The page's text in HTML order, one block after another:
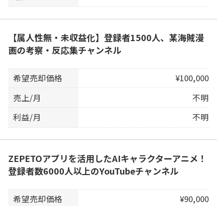
【属人性無・未収益化】登録者1500人、某海賊漫
画の考察・反応集チャンネル
希望売却価格
¥100,000
売上/月
不明
利益/月
不明
ZEPETOアプリを活用したAIキャラクターアニメ！
登録者数6000人以上のYouTubeチャンネル
希望売却価格
¥90,000